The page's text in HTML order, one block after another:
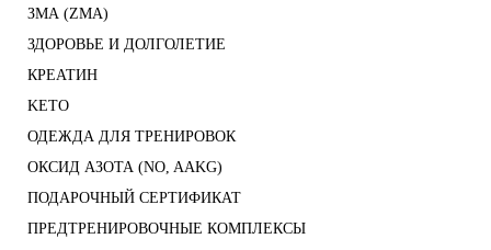
ЗМА (ZMA)
ЗДОРОВЬЕ И ДОЛГОЛЕТИЕ
КРЕАТИН
KETO
ОДЕЖДА ДЛЯ ТРЕНИРОВОК
ОКСИД АЗОТА (NO, AAKG)
ПОДАРОЧНЫЙ СЕРТИФИКАТ
ПРЕДТРЕНИРОВОЧНЫЕ КОМПЛЕКСЫ